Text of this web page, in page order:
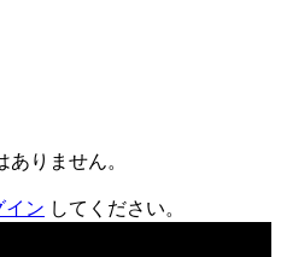
りません。
イン してください。